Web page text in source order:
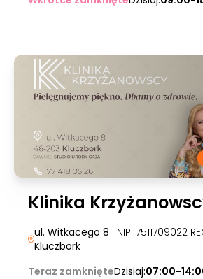
Klinika
ul. Witkacego 8 | NIP: 7511709022
Kluczbork
Teraz zamknięteDzisiaj:07:00-